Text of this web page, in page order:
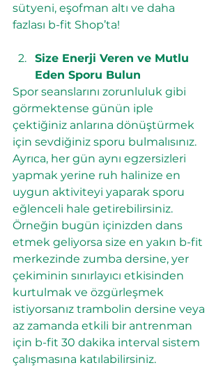
sütyeni, eşofman altı ve daha
fazlası b-fit Shop’ta!
Size Enerji Veren ve Mutlu
Eden Sporu Bulun
Spor seanslarını zorunluluk gibi
görmektense günün iple
çektiğiniz anlarına dönüştürmek
için sevdiğiniz sporu bulmalısınız.
Ayrıca, her gün aynı egzersizleri
yapmak yerine ruh halinize en
uygun aktiviteyi yaparak sporu
eğlenceli hale getirebilirsiniz.
Örneğin bugün içinizden dans
etmek geliyorsa size en yakın b-fit
merkezinde zumba dersine, yer
çekiminin sınırlayıcı etkisinden
kurtulmak ve özgürleşmek
istiyorsanız trambolin dersine veya
az zamanda etkili bir antrenman
için b-fit 30 dakika interval sistem
çalışmasına katılabilirsiniz.